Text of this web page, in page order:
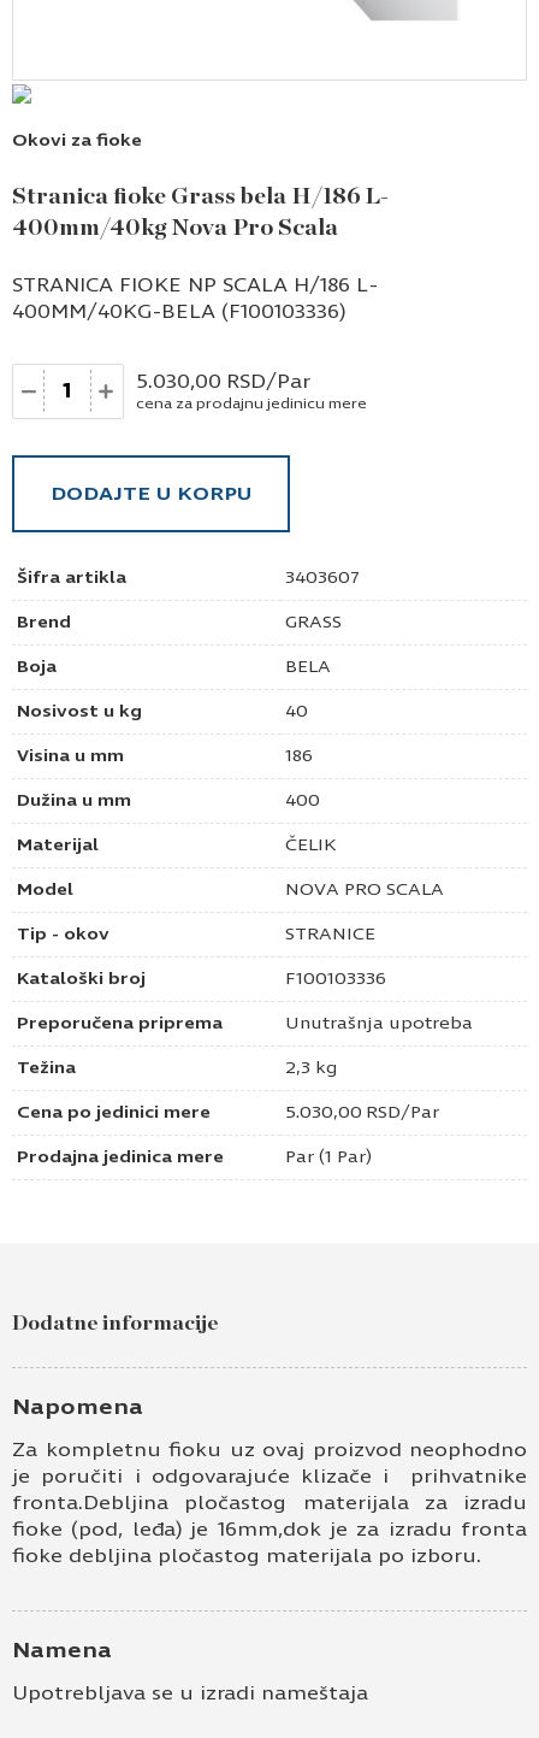
Okovi za fioke
Stranica fioke Grass bela H/186 L-
400mm/40kg Nova Pro Scala
Šifra artikla 3403607
Brend GRASS
Boja BELA
Nosivost u kg 40
Visina u mm 186
Dužina u mm 400
Materijal ČELIK
Model NOVA PRO SCALA
Tip - okov STRANICE
Kataloški broj F100103336
Preporučena priprema Unutrašnja upotreba
Težina 2,3 kg
Cena po jedinici mere 5.030,00 RSD/Par
Prodajna jedinica mere Par (1 Par)
STRANICA FIOKE NP SCALA H/186 L-
400MM/40KG-BELA (F100103336)
Količina 5.030,00 RSD/Par
cena za prodajnu jedinicu mere
DODAJTE U KORPU
Dodatne informacije
Napomena
Za kompletnu fioku uz ovaj proizvod neophodno
je poručiti i odgovarajuće klizače i prihvatnike
fronta.Debljina pločastog materijala za izradu
fioke (pod, leđa) je 16mm,dok je za izradu fronta
fioke debljina pločastog materijala po izboru.
Namena
Upotrebljava se u izradi nameštaja